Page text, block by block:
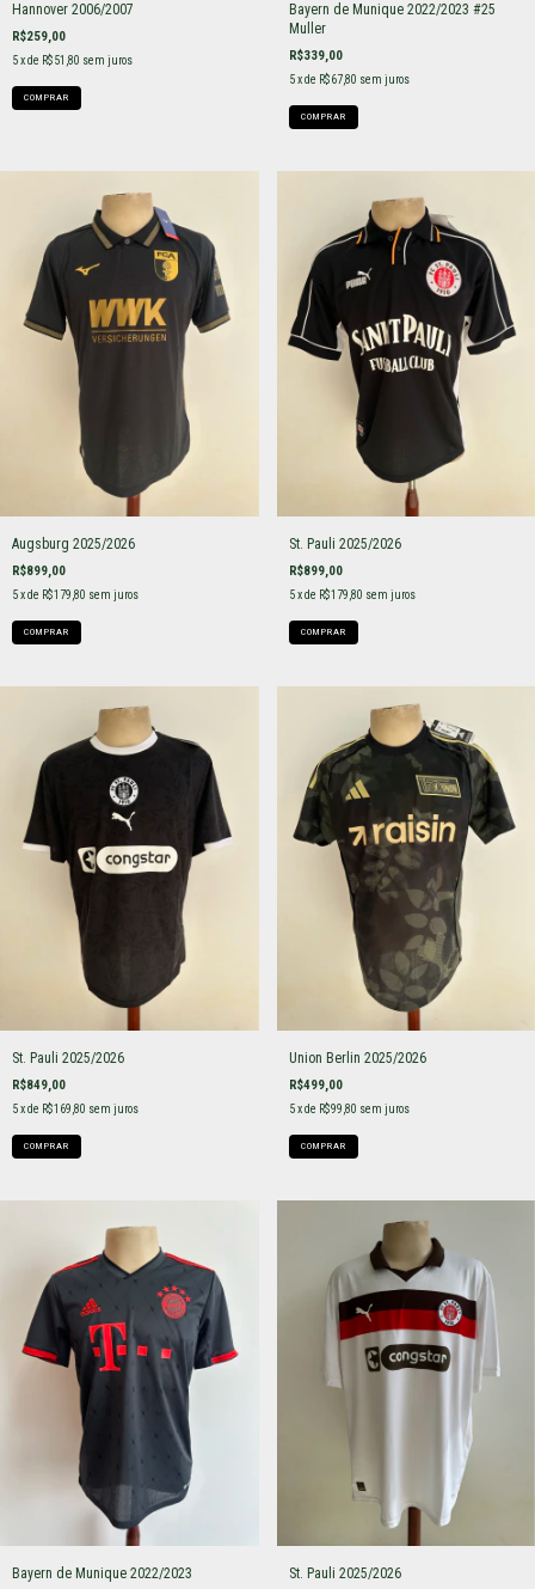
Hannover 2006/2007
R$259,00
5x de R$51,80 sem juros
COMPRAR
Bayern de Munique 2022/2023 #25
Muller
R$339,00
5 x de R$67,80 sem juros
COMPRAR
Augsburg 2025/2026
R$899,00
5x de R$179,80 sem juros
COMPRAR
St. Pauli 2025/2026
R$899,00
5 x de R$179,80 sem juros
COMPRAR
St. Pauli 2025/2026
R$849,00
5x de R$169,80 sem juros
COMPRAR
Union Berlin 2025/2026
R$499,00
5 x de R$99,80 sem juros
COMPRAR
Bayern de Munique 2022/2023 St. Pauli 2025/2026